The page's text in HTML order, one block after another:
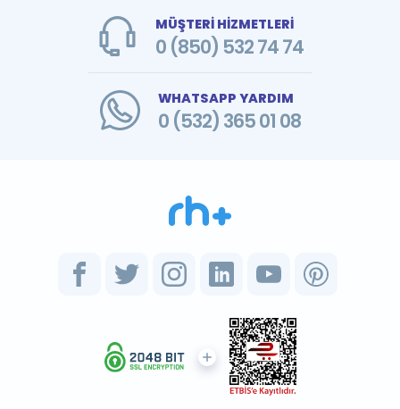
MÜŞTERİ HİZMETLERİ
0 (850) 532 74 74
WHATSAPP YARDIM
0 (532) 365 01 08